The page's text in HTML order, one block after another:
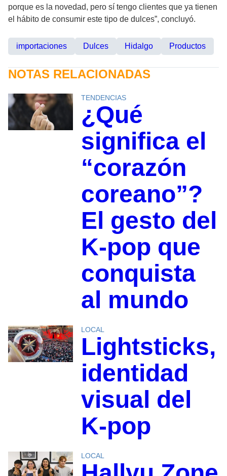
porque es la novedad, pero sí tengo clientes que ya tienen
el hábito de consumir este tipo de dulces”, concluyó.
importaciones Dulces Hidalgo Productos
NOTAS RELACIONADAS
TENDENCIAS
¿Qué
significa el
“corazón
coreano”?
El gesto del
K-pop que
conquista
al mundo
LOCAL
Lightsticks,
identidad
visual del
K-pop
LOCAL